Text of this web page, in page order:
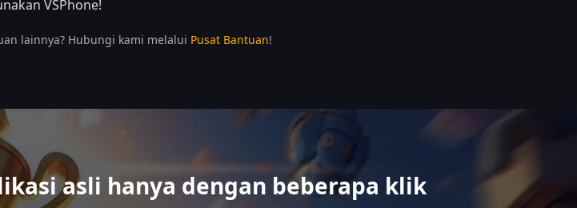
VSPhone!
lainnya? Hubungi kami melalui Pusat Bantuan!
asli hanya dengan beberapa klik